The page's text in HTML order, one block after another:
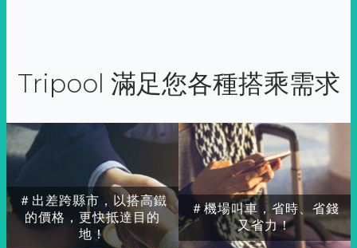
Tripool 滿足您各種搭乘需求
＃出差跨縣市，以搭高鐵
的價格，更快抵達目的
地！
＃機場叫車，省時、省錢
又省力！